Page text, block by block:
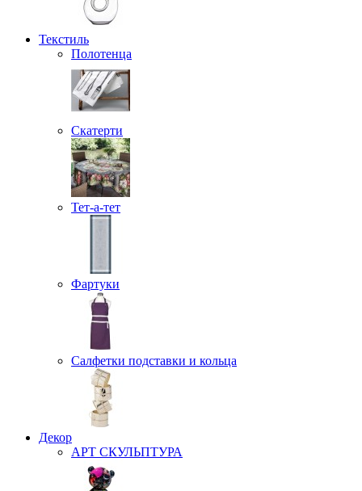
Текстиль
Полотенца
Скатерти
Тет-а-тет
Фартуки
Салфетки подставки и кольца
Декор
АРТ СКУЛЬПТУРА